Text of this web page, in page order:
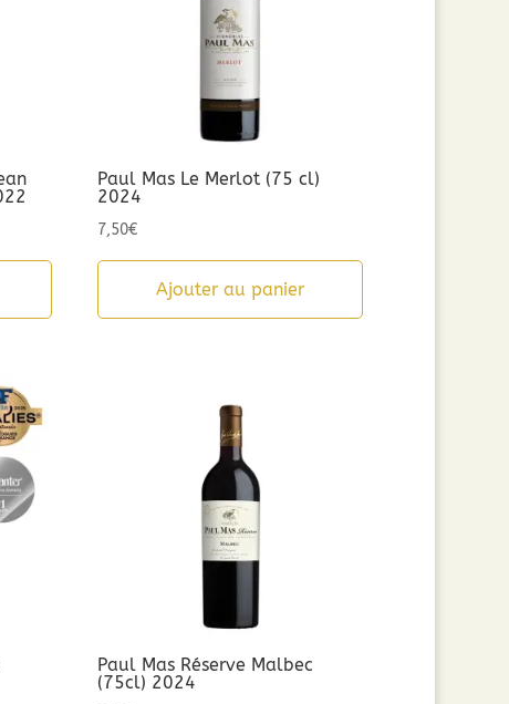
Paul Mas Le Merlot (75 cl)
2024
7,50€
Ajouter au panier
Paul Mas Réserve Malbec
(75cl) 2024